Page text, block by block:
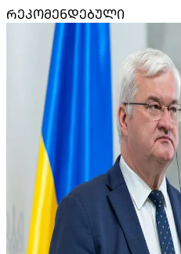
ᲠᲔᲙᲝᲛᲔᲜᲓᲔᲑᲣᲚᲘ